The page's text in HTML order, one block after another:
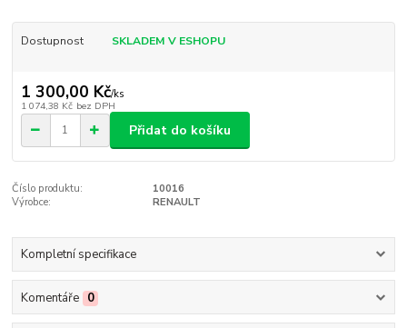
Dostupnost SKLADEM V ESHOPU
1 300,00 Kč/ks
1 074,38 Kč bez DPH
Přidat do košíku
Číslo produktu:
10016
Výrobce:
RENAULT
Kompletní specifikace
Komentáře 0